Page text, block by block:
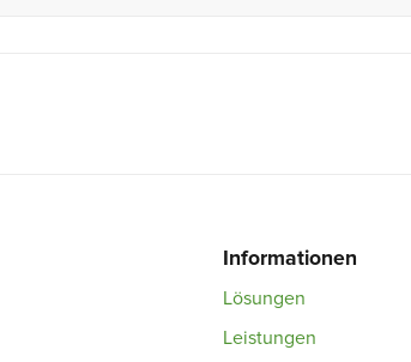
Informationen
Lösungen
Leistungen